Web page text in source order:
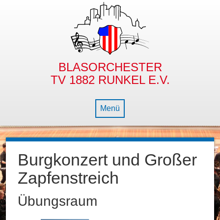
BLASORCHESTER
TV 1882 RUNKEL E.V.
Menü
NEWS
BLASORCHESTER
GESCHICHTE
DIRIGENT
NACHWUCHS
BAMBINO- & JUGENDORCHESTER
DIE BLECHBÜX’N
Burgkonzert und Großer
Zapfenstreich
Übungsraum